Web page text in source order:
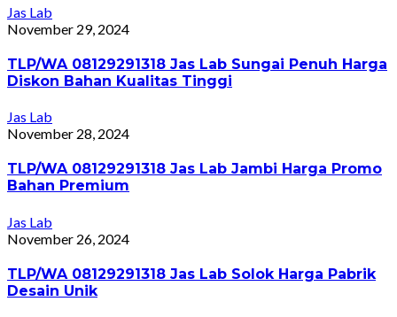
Jas Lab
November 29, 2024
TLP/WA 08129291318 Jas Lab Sungai Penuh Harga
Diskon Bahan Kualitas Tinggi
Jas Lab
November 28, 2024
TLP/WA 08129291318 Jas Lab Jambi Harga Promo
Bahan Premium
Jas Lab
November 26, 2024
TLP/WA 08129291318 Jas Lab Solok Harga Pabrik
Desain Unik